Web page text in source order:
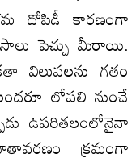
దోపిడీ కారణంగా
పెచ్చు మీరాయి.
విలువలను గతం
లోపలి నుంచే
ఉపరితలంలోనైనా
క్రమంగా